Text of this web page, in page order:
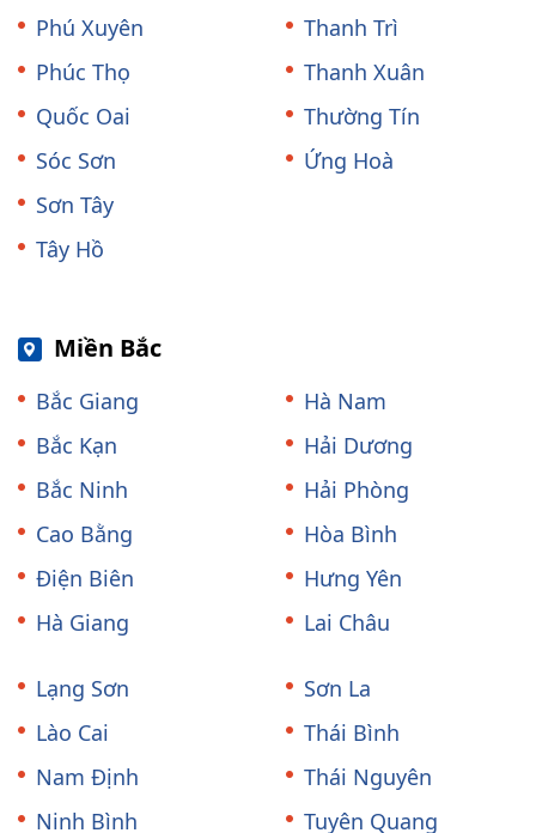
Phú Xuyên
Phúc Thọ
Quốc Oai
Sóc Sơn
Sơn Tây
Tây Hồ
Thanh Trì
Thanh Xuân
Thường Tín
Ứng Hoà
Miền Bắc
Bắc Giang
Bắc Kạn
Bắc Ninh
Cao Bằng
Điện Biên
Hà Giang
Hà Nam
Hải Dương
Hải Phòng
Hòa Bình
Hưng Yên
Lai Châu
Lạng Sơn
Lào Cai
Nam Định
Ninh Bình
Sơn La
Thái Bình
Thái Nguyên
Tuyên Quang